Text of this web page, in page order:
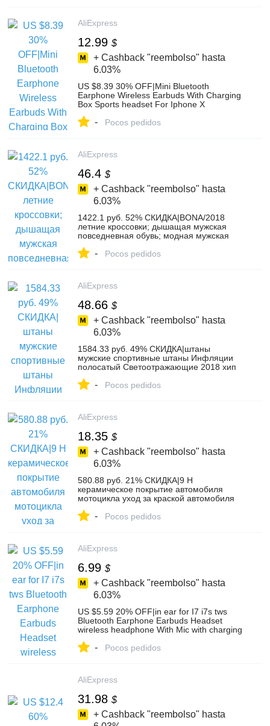
Автомобили и мотоциклы on
Aliexpress.com | Alibaba Group
AliExpress
12.99 $
+ Cashback "reembolso" hasta
6.03%
US $8.39 30% OFF|Mini Bluetooth
Earphone Wireless Earbuds With Charging
Box Sports headset For Iphone X
Bluetooth Earphones & Headphones from
- Pocos pedidos
AliExpress
46.4 $
+ Cashback "reembolso" hasta
6.03%
1422.1 руб. 52% СКИДКА|BONA/2018
летние кроссовки; дышащая мужская
повседневная обувь; модная мужская
Masculino; Мужская обувь для отдыха-in
- Pocos pedidos
AliExpress
48.66 $
+ Cashback "reembolso" hasta
6.03%
1584.33 руб. 49% СКИДКА|штаны
мужские спортивные штаны Инфляции
полосатый Светоотражающие 2018 хип
мужчины уличный стиль 8407 s-in
- Pocos pedidos
AliExpress
18.35 $
+ Cashback "reembolso" hasta
6.03%
580.88 руб. 21% СКИДКА|9 H
керамическое покрытие автомобиля
мотоцикла уход за краской автомобиля
покрытие автомобиля Авто Детализация
мотоциклы on Aliexpress.com | Alibaba
Group
- Pocos pedidos
AliExpress
6.99 $
+ Cashback "reembolso" hasta
6.03%
US $5.59 20% OFF|in ear for I7 i7s tws
Bluetooth Earphone Earbuds Headset
wireless headphone With Mic with charging
Headphones from Consumer Electronics
- Pocos pedidos
AliExpress
31.98 $
+ Cashback "reembolso" hasta